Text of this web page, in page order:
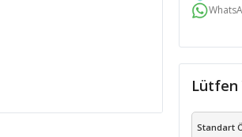
Lütfen
Standart